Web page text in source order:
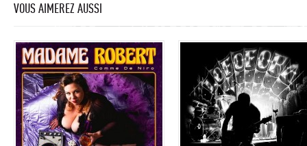
VOUS AIMEREZ AUSSI